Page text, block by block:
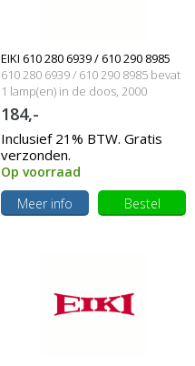
EIKI 610 280 6939 / 610 290 8985
Originele lamp met behuizing
610 280 6939 / 610 290 8985 bevat
1 lamp(en) in de doos, 2000
branduren en 150 Watt
184,-
Inclusief 21% BTW. Gratis
verzonden.
Op voorraad
Meer info
Bestel